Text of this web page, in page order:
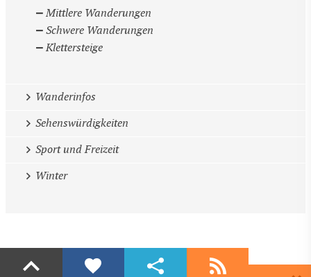
Mittlere Wanderungen
Schwere Wanderungen
Klettersteige
Wanderinfos
Sehenswürdigkeiten
Sport und Freizeit
Winter